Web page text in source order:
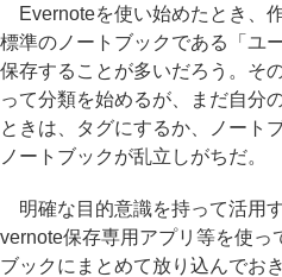
Evernoteを使い始めたとき、
標準のノートブックである「ユ
保存することが多いだろう。そ
って分類を始めるが、まだ自分
ときは、タグにするか、ノート
ノートブックが乱立しがちだ。
明確な目的意識を持って活用
vernote保存専用アプリ等を使っ
ブックにまとめて放り込んでお